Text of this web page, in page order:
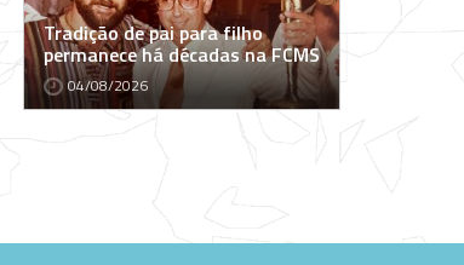
Tradição de pai para filho
permanece há décadas na FCMS
04/08/2026